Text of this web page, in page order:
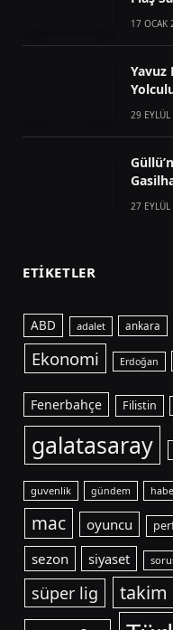
17 OCAK
Yavuz
29
27
ETIKETLER
ABD adalet ankara
Ekonomi Erdoğan
Fenerbahçe Filistin
galatasaray
guvenlik gündem
mac
oyuncu
sezon
siyaset
süper lig takim